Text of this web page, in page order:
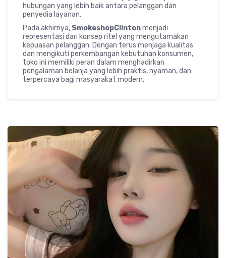
hubungan yang lebih baik antara pelanggan dan
penyedia layanan.
Pada akhirnya, SmokeshopClintonmenjadi
representasi dari konsep ritel yang mengutamakan
kepuasan pelanggan. Dengan terus menjaga kualitas
dan mengikuti perkembangan kebutuhan konsumen,
toko ini memiliki peran dalam menghadirkan
pengalaman belanja yang lebih praktis, nyaman, dan
terpercaya bagi masyarakat modern.